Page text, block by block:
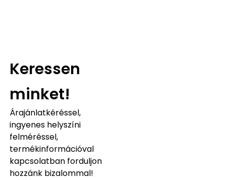
Keressen
minket!
Árajánlatkéréssel,
ingyenes helyszíni
felméréssel,
termékinformációval
kapcsolatban forduljon
hozzánk bizalommal!